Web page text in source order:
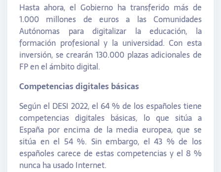
Hasta ahora, el Gobierno ha transferido más de
1.000 millones de euros a las Comunidades
Autónomas para digitalizar la educación, la
formación profesional y la universidad. Con esta
inversión, se crearán 130.000 plazas adicionales de
FP en el ámbito digital.
Competencias digitales básicas
Según el DESI 2022, el 64 % de los españoles tiene
competencias digitales básicas, lo que sitúa a
España por encima de la media europea, que se
sitúa en el 54 %. Sin embargo, el 43 % de los
españoles carece de estas competencias y el 8 %
nunca ha usado Internet.